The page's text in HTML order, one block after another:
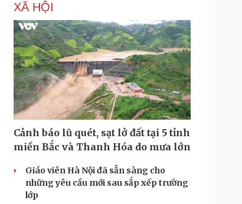
XÃ HỘI
Cảnh báo lũ quét, sạt lở đất tại 5 tỉnh
miền Bắc và Thanh Hóa do mưa lớn
Giáo viên Hà Nội đã sẵn sàng cho
những yêu cầu mới sau sắp xếp trường
lớp